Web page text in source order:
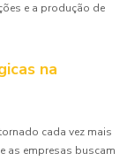
e a produção de
na
cada vez mais
as empresas buscam